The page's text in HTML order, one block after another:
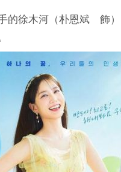
的徐木河（朴恩斌 飾